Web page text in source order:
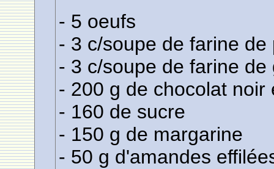
- 5 oeufs
- 3 c/soupe de farine
- 3 c/soupe de farine de
- 200 g de chocolat noir
- 160 de sucre
- 150 g de margarine
- 50 g d'amandes